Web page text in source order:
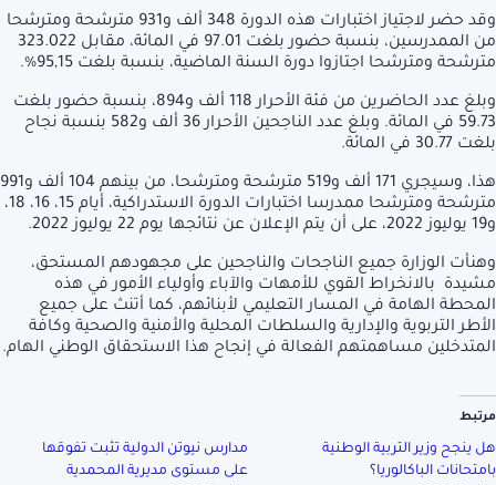
وقد حضر لاجتياز اختبارات هذه الدورة 348 ألف و931 مترشحة ومترشحا
من الممدرسين، بنسبة حضور بلغت 97.01 في المائة، مقابل 323.022
مترشحة ومترشحا اجتازوا دورة السنة الماضية، بنسبة بلغت 95,15%.
وبلغ عدد الحاضرين من فئة الأحرار 118 ألف و894، بنسبة حضور بلغت
59.73 في المائة. وبلغ عدد الناجحين الأحرار 36 ألف و582 بنسبة نجاح
بلغت 30.77 في المائة.
هذا، وسيجري 171 ألف و519 مترشحة ومترشحا، من بينهم 104 ألف و991
مترشحة ومترشحا ممدرسا اختبارات الدورة الاستدراكية، أيام 15، 16، 18،
و19 يوليوز 2022، على أن يتم الإعلان عن نتائجها يوم 22 يوليوز 2022.
وهنأت الوزارة جميع الناجحات والناجحين على مجهودهم المستحق،
مشيدة بالانخراط القوي للأمهات والآباء وأولياء الأمور في هذه
المحطة الهامة في المسار التعليمي لأبنائهم، كما أتنث على جميع
الأطر التربوية والإدارية والسلطات المحلية والأمنية والصحية وكافة
المتدخلين مساهمتهم الفعالة في إنجاح هذا الاستحقاق الوطني الهام.
مرتبط
هل ينجح وزير التربية الوطنية
بامتحانات الباكالوريا؟
مدارس نيوتن الدولية تثبت تفوقها
على مستوى مديرية المحمدية